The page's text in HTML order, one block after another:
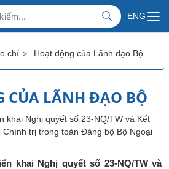
NAM
AFFAIRS
ENG
chí > Hoạt động của Lãnh đạo Bộ
CỦA LÃNH ĐẠO BỘ
khai Nghị quyết số 23-NQ/TW và